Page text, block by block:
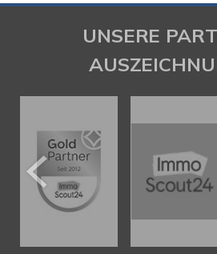
UNSERE